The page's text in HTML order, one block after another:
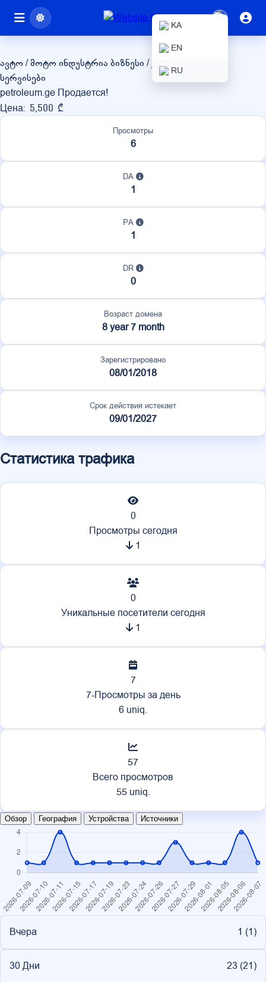
KA
EN
RU
petroleum.ge
ავტო / მოტო ინდუსტრია ბიზნესი / კორპორაციული
სერვისები
petroleum.ge Продается!
Цена: 5,500 ₾
Просмотры
6
DA
1
PA
1
DR
0
Возраст домена
8 year 7 month
Зарегистрировано
08/01/2018
Срок действия истекает
09/01/2027
Статистика трафика
0
Просмотры сегодня
1
0
Уникальные посетители сегодня
1
7
7-Просмотры за день
6 uniq.
57
Всего просмотров
55 uniq.
Обзор География Устройства Источники
Вчера 1 (1)
30 Дни 23 (21)